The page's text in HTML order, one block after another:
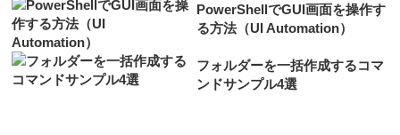
PowerShellでGUI画面を操作す
る方法（UI Automation）
フォルダーを一括作成するコマ
ンドサンプル4選